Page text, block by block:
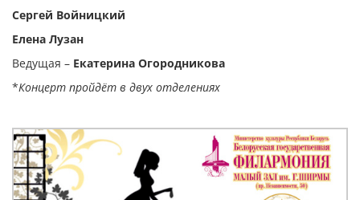
Сергей Войницкий
Елена Лузан
Ведущая – Екатерина Огородникова
*Концерт пройдёт в двух отделениях